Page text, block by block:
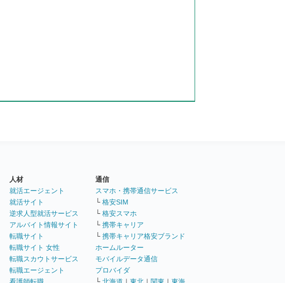
人材
就活エージェント
就活サイト
逆求人型就活サービス
アルバイト情報サイト
転職サイト
転職サイト 女性
転職スカウトサービス
転職エージェント
通信
スマホ・携帯通信サービス
└ 格安SIM
└ 格安スマホ
└ 携帯キャリア
└ 携帯キャリア格安ブランド
ホームルーター
モバイルデータ通信
プロバイダ